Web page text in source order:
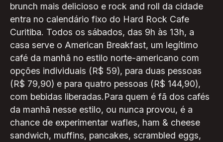
brunch mais delicioso e rock and roll da cidade
entra no calendário fixo do Hard Rock Cafe
Curitiba. Todos os sábados, das 9h às 13h, a
casa serve o American Breakfast, um legítimo
café da manhã no estilo norte-americano com
opções individuais (R$ 59), para duas pessoas
(R$ 79,90) e para quatro pessoas (R$ 144,90),
com bebidas liberadas.Para quem é fã dos cafés
da manhã nesse estilo, ou nunca provou, é a
chance de experimentar wafles, ham & cheese
sandwich, muffins, pancakes, scrambled eggs,